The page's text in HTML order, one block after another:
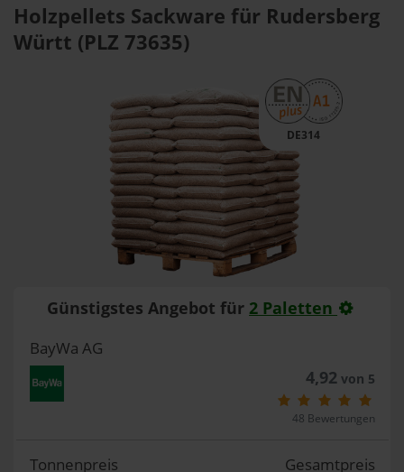
Holzpellets Sackware für Rudersberg
Württ (PLZ 73635)
DE314
Günstigstes Angebot für 2 Paletten
BayWa AG
4,92von 5
48 Bewertungen
Tonnenpreis Gesamtpreis